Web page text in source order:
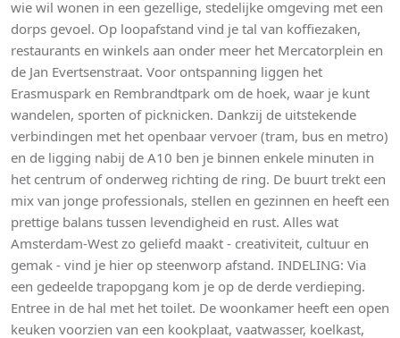
wie wil wonen in een gezellige, stedelijke omgeving met een
dorps gevoel. Op loopafstand vind je tal van koffiezaken,
restaurants en winkels aan onder meer het Mercatorplein en
de Jan Evertsenstraat. Voor ontspanning liggen het
Erasmuspark en Rembrandtpark om de hoek, waar je kunt
wandelen, sporten of picknicken. Dankzij de uitstekende
verbindingen met het openbaar vervoer (tram, bus en metro)
en de ligging nabij de A10 ben je binnen enkele minuten in
het centrum of onderweg richting de ring. De buurt trekt een
mix van jonge professionals, stellen en gezinnen en heeft een
prettige balans tussen levendigheid en rust. Alles wat
Amsterdam-West zo geliefd maakt - creativiteit, cultuur en
gemak - vind je hier op steenworp afstand. INDELING: Via
een gedeelde trapopgang kom je op de derde verdieping.
Entree in de hal met het toilet. De woonkamer heeft een open
keuken voorzien van een kookplaat, vaatwasser, koelkast,